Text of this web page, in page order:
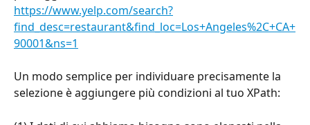
https://www.yelp.com/search?
find_desc=restaurant&find_loc=Los+Angeles%2C+CA+
90001&ns=1
Un modo semplice per individuare precisamente la
selezione è aggiungere più condizioni al tuo XPath: